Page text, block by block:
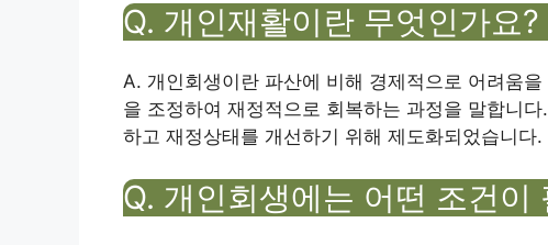
Q. 개인재활이란 무엇인가요?
A. 개인회생이란 파산에 비해 경제적으로 어려움
을 조정하여 재정적으로 회복하는 과정을 말합니
하고 재정상태를 개선하기 위해 제도화되었습니다.
Q. 개인회생에는 어떤 조건이